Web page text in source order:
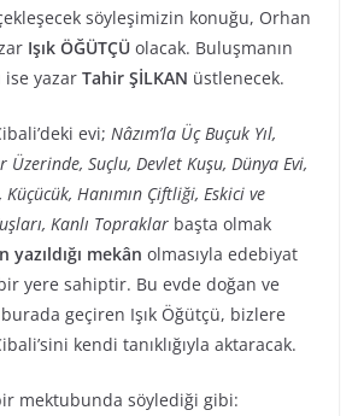
söyleşimizin konuğu, Orhan
Işık ÖĞÜTÇÜ olacak. Buluşmanın
ise yazar Tahir ŞİLKAN üstlenecek.
evi; Nâzım’la Üç Buçuk Yıl,
Suçlu, Devlet Kuşu, Dünya Evi,
Küçücük, Hanımın Çiftliği, Eskici ve
Kanlı Topraklar başta olmak
yazıldığı mekân olmasıyla edebiyat
yere sahiptir. Bu evde doğan ve
burada geçiren Işık Öğütçü, bizlere
kendi tanıklığıyla aktaracak.
mektubunda söylediği gibi: